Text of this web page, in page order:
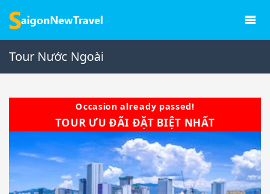
Tour Nước Ngoài
Occasion already passed!
TOUR ƯU ĐÃI ĐẶT BIỆT NHẤT